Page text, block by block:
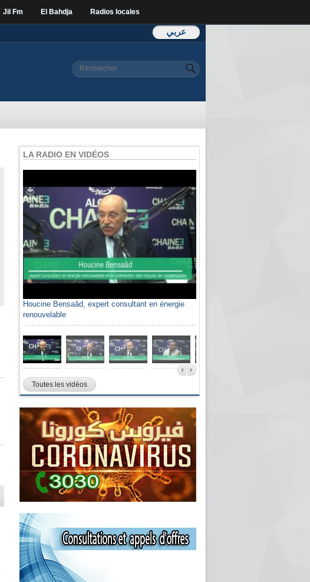
Jil Fm El Bahdja Radios locales
عربي
Formulaire de
Rechercher
LA RADIO EN VIDÉOS
Houcine Bensaâd, expert consultant en énergie
renouvelable
Toutes les vidéos